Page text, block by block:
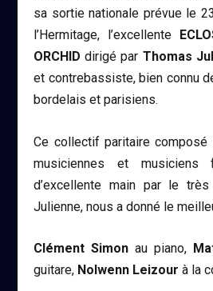
sa sortie nationale prévue le
l’Hermitage, l’excellente
ORCHID dirigé par Thomas
et contrebassiste, bien connu
bordelais et parisiens.
Ce collectif paritaire
musiciennes et musiciens
d’excellente main par le
Julienne, nous a donné le
Clément Simon au piano,
guitare, Nolwenn Leizour à la